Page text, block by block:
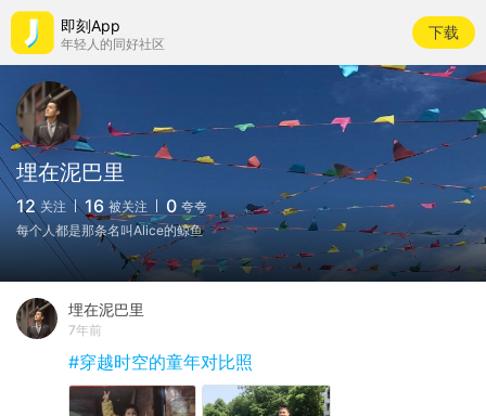
即刻App
年轻人的同好社区
下载
埋在泥巴里
12 关注 16 被关注 0 夸夸
每个人都是那条名叫Alice的鲸鱼
埋在泥巴里
7年前
#穿越时空的童年对比照